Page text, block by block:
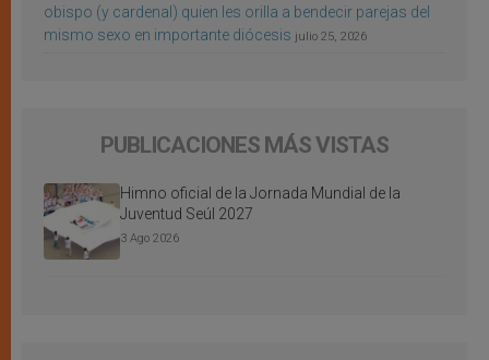
obispo (y cardenal) quien les orilla a bendecir parejas del
mismo sexo en importante diócesis julio 25, 2026
PUBLICACIONES MÁS VISTAS
Himno oficial de la Jornada Mundial de la
Juventud Seúl 2027
3 Ago 2026